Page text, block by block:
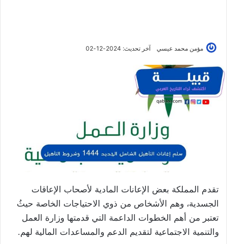
مؤمن محمد عيسي آخر تحديث: 2024-12-02
تقدم المملكة بعض الإعانات المادية لأصحاب الإعاقات
الجسدية، وهم الأشخاص من ذوي الاحتياجات الخاصة حيثُ
تعتبر من أهم الخطوات الداعمة التي قدمتها وزارة العمل
والتنمية الاجتماعية لتقديم الدعم والمساعدات المالية لهم.